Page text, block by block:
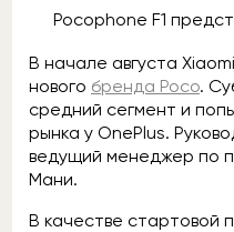
Pocophone F1
В начале августа
нового бренда Poco.
средний сегмент и
рынка у OnePlus.
ведущий менеджер по
Мани.
В качестве стартовой